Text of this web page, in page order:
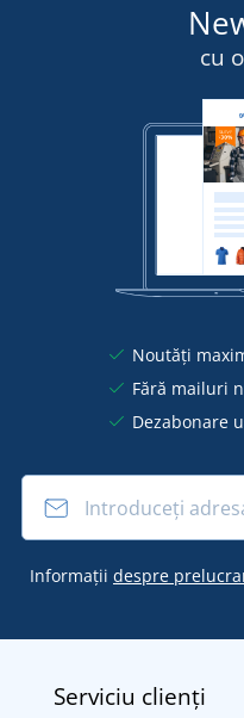
cu
Noutăți
Fără mailuri
Dezabonare
Informații despre
Serviciu clienți